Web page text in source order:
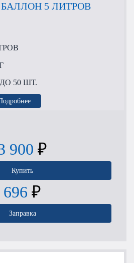
5 ЛИТРОВ
50 ШТ.
900 ₽
Купить
696 ₽
Заправка